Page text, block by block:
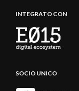
INTEGRATO CON
SOCIO UNICO